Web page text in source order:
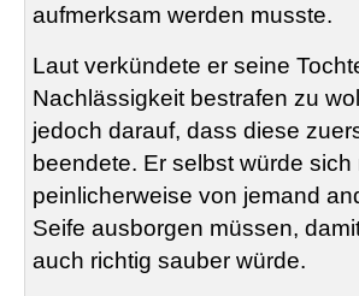
aufmerksam werden musste.
Laut verkündete er seine
Nachlässigkeit bestrafen zu
jedoch darauf, dass diese
beendete. Er selbst würde sich
peinlicherweise von jemand
Seife ausborgen müssen,
auch richtig sauber würde.